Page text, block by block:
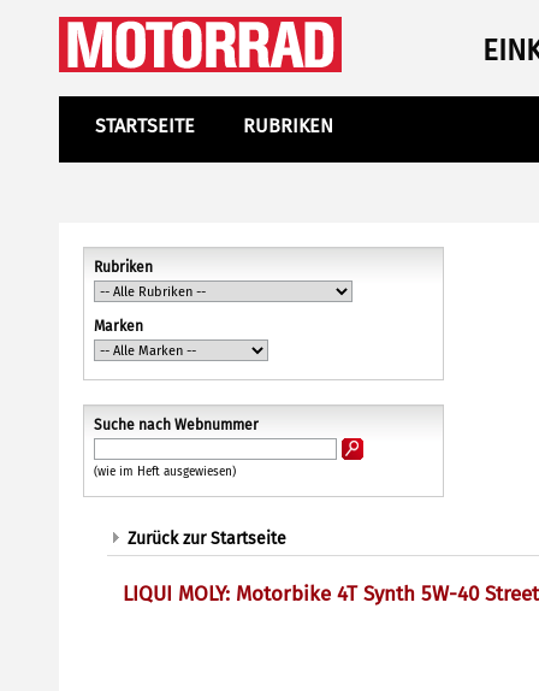
STARTSEITE RUBRIKEN
Rubriken
Marken
Suche nach Webnummer
(wie im Heft ausgewiesen)
Zurück zur Startseite
LIQUI MOLY: Motorbike 4T Synth 5W-40